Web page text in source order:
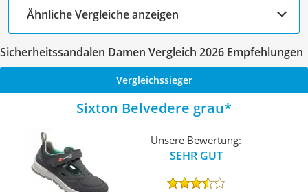
Ähnliche Vergleiche anzeigen
Sicherheitssandalen Damen Vergleich 2026 Empfehlungen
Vergleichssieger
Sixton Belvedere grau
Unsere Bewertung:
SEHR GUT